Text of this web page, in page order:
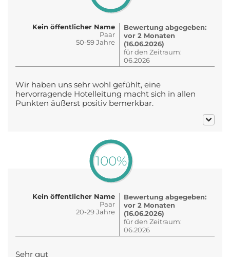
Kein öffentlicher Name
Paar
50-59 Jahre
Bewertung abgegeben:
vor 2 Monaten
(16.06.2026)
für den Zeitraum:
06.2026
Wir haben uns sehr wohl gefühlt, eine
hervorragende Hotelleitung macht sich in allen
Punkten äußerst positiv bemerkbar.
100%
Kein öffentlicher Name
Paar
20-29 Jahre
Bewertung abgegeben:
vor 2 Monaten
(16.06.2026)
für den Zeitraum:
06.2026
Sehr gut